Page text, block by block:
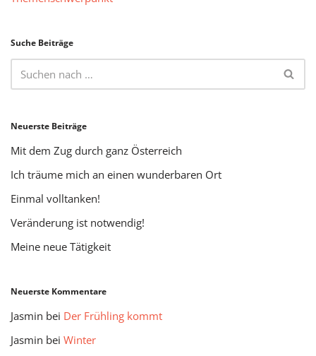
Suche Beiträge
Neuerste Beiträge
Mit dem Zug durch ganz Österreich
Ich träume mich an einen wunderbaren Ort
Einmal volltanken!
Veränderung ist notwendig!
Meine neue Tätigkeit
Neuerste Kommentare
Jasmin bei Der Frühling kommt
Jasmin bei Winter